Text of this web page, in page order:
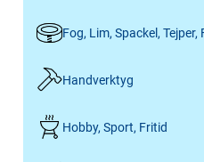
Fog, Lim, Spackel, Tejper,
Handverktyg
Hobby, Sport, Fritid